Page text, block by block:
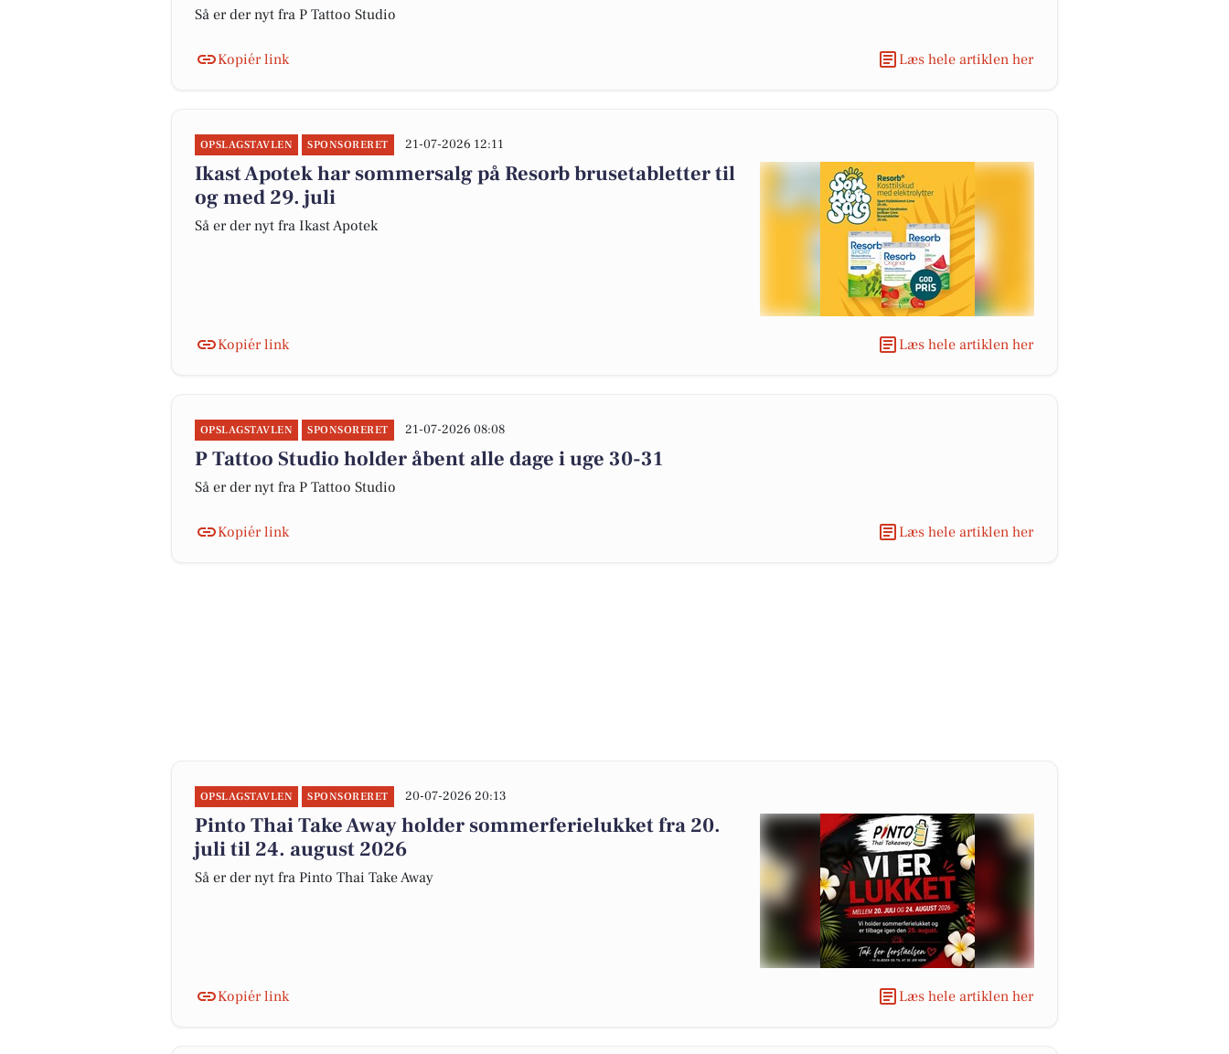
Så er der nyt fra P Tattoo Studio
Kopiér link Læs hele artiklen her
OPSLAGSTAVLEN SPONSORERET 21-07-2026 12:11
Ikast Apotek har sommersalg på Resorb brusetabletter til
og med 29. juli
Så er der nyt fra Ikast Apotek
Kopiér link Læs hele artiklen her
OPSLAGSTAVLEN SPONSORERET 21-07-2026 08:08
P Tattoo Studio holder åbent alle dage i uge 30-31
Så er der nyt fra P Tattoo Studio
Kopiér link Læs hele artiklen her
OPSLAGSTAVLEN SPONSORERET 20-07-2026 20:13
Pinto Thai Take Away holder sommerferielukket fra 20.
juli til 24. august 2026
Så er der nyt fra Pinto Thai Take Away
Kopiér link Læs hele artiklen her